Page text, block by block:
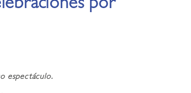
por
espectáculo.